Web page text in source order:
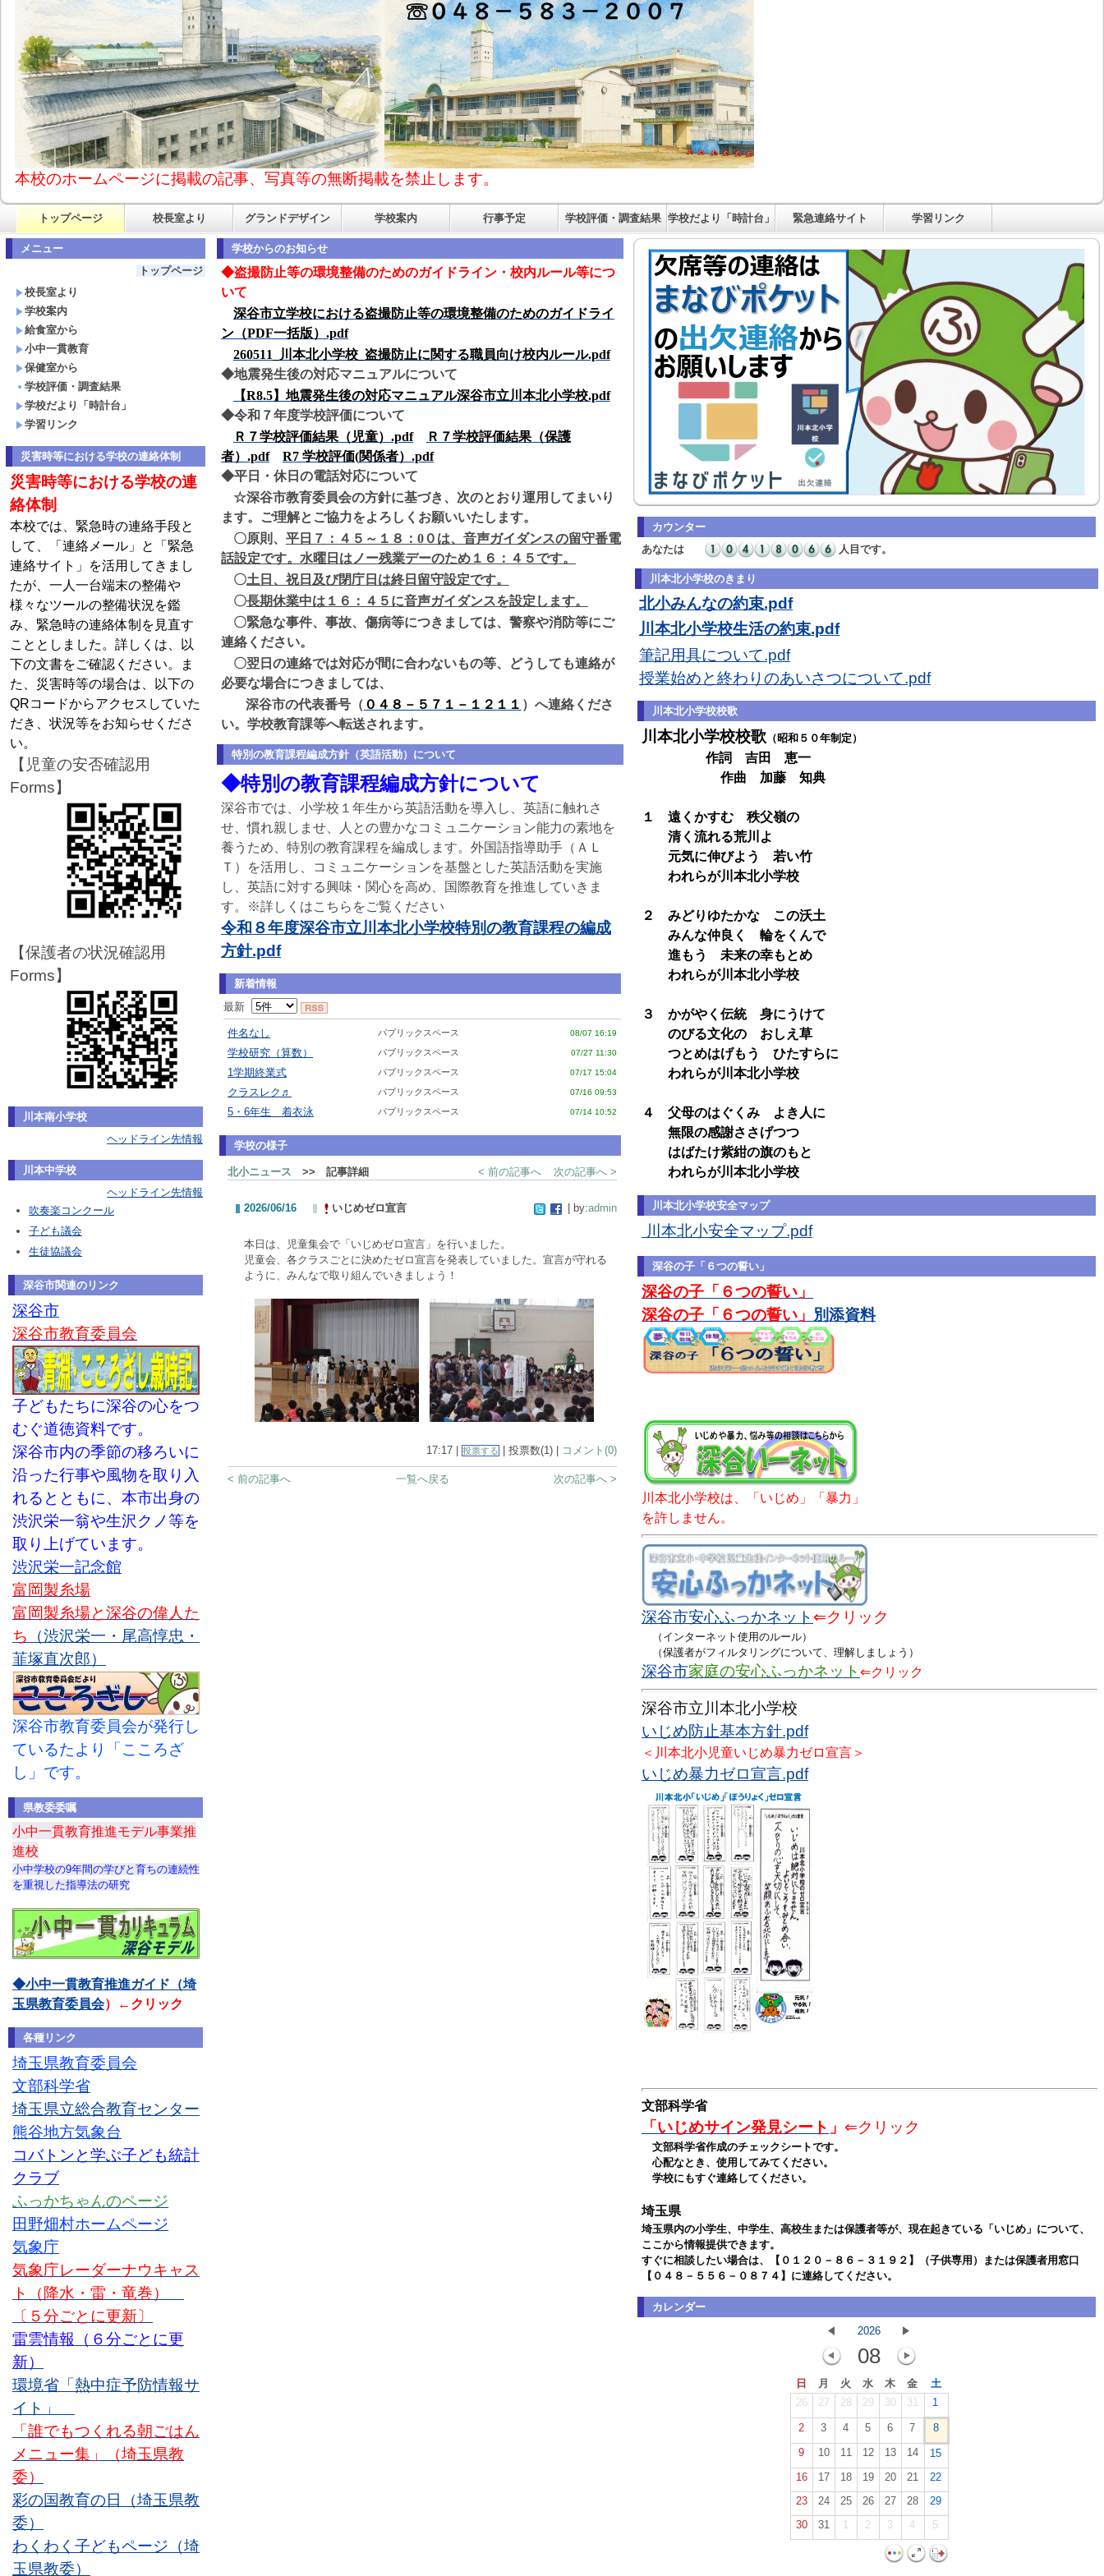
本校のホームページに掲載の記事、写真等の無断掲載を禁止します。
トップページ 校長室より グランドデザイン 学校案内 行事予定 学校評価・調査結果 学校だより「時計台」 緊急連絡サイト 学習リンク
メニュー
トップページ
校長室より
学校案内
給食室から
小中一貫教育
保健室から
学校評価・調査結果
学校だより「時計台」
学習リンク
災害時等における学校の連絡体制
災害時等における学校の連
絡体制
本校では、緊急時の連絡手段と
して、「連絡メール」と「緊急
連絡サイト」を活用してきまし
たが、一人一台端末の整備や
様々なツールの整備状況を鑑
み、緊急時の連絡体制を見直す
こととしました。詳しくは、以
下の文書をご確認ください。ま
た、災害時等の場合は、以下の
QRコードからアクセスしていた
だき、状況等をお知らせくださ
い。
【児童の安否確認用
Forms】
【保護者の状況確認用
Forms】
川本南小学校
ヘッドライン先情報
川本中学校
ヘッドライン先情報
吹奏楽コンクール
子ども議会
生徒協議会
深谷市関連のリンク
深谷市
深谷市教育委員会
子どもたちに深谷の心をつ
むぐ道徳資料です。
深谷市内の季節の移ろいに
沿った行事や風物を取り入
れるとともに、本市出身の
渋沢栄一翁や生沢クノ等を
取り上げています。
渋沢栄一記念館
富岡製糸場
富岡製糸場と深谷の偉人た
ち （渋沢栄一・尾高惇忠・
韮塚直次郎）
深谷市教育委員会が発行し
ているたより「こころざ
し」です。
県教委委嘱
小中一貫教育推進モデル事業推
進校
小中学校の9年間の学びと育ちの連続性
を重視した指導法の研究
◆小中一貫教育推進ガイド（埼
玉県教育委員会）←クリック
各種リンク
埼玉県教育委員会
文部科学省
埼玉県立総合教育センター
熊谷地方気象台
コバトンと学ぶ子ども統計
クラブ
ふっかちゃんのページ
田野畑村ホームページ
気象庁
気象庁レーダーナウキャス
ト（降水・雷・竜巻）
〔５分ごとに更新〕
雷雲情報（６分ごとに更
新）
環境省「熱中症予防情報サ
イト」
「誰でもつくれる朝ごはん
メニュー集」（埼玉県教
委）
彩の国教育の日
（埼玉県教
委）
わくわく子どもページ （埼
玉県教委）
学校からのお知らせ
◆盗撮防止等の環境整備のためのガイドライン・校内ルール等につ
いて
深谷市立学校における盗撮防止等の環境整備のためのガイドライ
ン（PDF一括版）.pdf
260511_
川本北小学校_ 盗撮防止に関する職員向け校内ルール.pdf
◆地震発生後の対応マニュアルについて
【R8.5】地震発生後の対応マニュアル深谷市立川本北小学校.pdf
◆令和７年度学校評価について
Ｒ７学校評価結果（児童）.pdf
Ｒ７学校評価結果（保護
者）.pdf
R7 学校評価(関係者）.pdf
◆平日・休日の電話対応について
☆深谷市教育委員会の方針に基づき、次のとおり運用してまいり
ます。
ご理解とご協力をよろしくお願いいたします。
〇原則、 平日７：４５～１８： 0０は、 音声ガイダンスの留守番電
話設定です。 水曜日はノー残業デーのため１６：４５です。
〇土日、祝日及び閉庁日は終日留守設定です。
〇長期休業中は１６：４５に音声ガイダンスを設定します。
〇緊急な事件、事故、傷病等につきましては、警察や消防等にご
連絡ください。
〇翌日の連絡では対応が間に合わないもの等、どうしても連絡が
必要な場合につきましては、
深谷市の代表番号（ ０４８－５７１－１２１１ ）へ連絡くださ
い。学校教育課等へ転送されます。
特別の教育課程編成方針（英語活動）について
◆特別の教育課程編成方針について
深谷市では、小学校１年生から英語活動を導入し、英語に触れさ
せ、慣れ親しませ、人との豊かなコミュニケーション能力の素地を
養うため、特別の教育課程を編成します。外国語指導助手（ＡＬ
Ｔ）を活用し、コミュニケーションを基盤とした英語活動を実施
し、英語に対する興味・関心を高め、国際教育を推進していきま
す。※詳しくはこちらをご覧ください
令和８年度深谷市立川本北小学校特別の教育課程の編成
方針.pdf
新着情報
最新
件名なし パブリックスペース 08/07 16:19
学校研究（算数） パブリックスペース 07/27 11:30
1学期終業式 パブリックスペース 07/17 15:04
クラスレク♬ パブリックスペース 07/16 09:53
5・6年生 着衣泳 パブリックスペース 07/14 10:52
学校の様子
北小ニュース >> 記事詳細 < 前の記事へ 次の記事へ >
2026/06/16 いじめゼロ宣言 | by:admin
本日は、児童集会で「いじめゼロ宣言」を行いました。
児童会、各クラスごとに決めたゼロ宣言を発表していました。宣言が守れる
ように、みんなで取り組んでいきましょう！
17:17 | 投票する | 投票数(1) | コメント(0)
< 前の記事へ 次の記事へ >
一覧へ戻る
カウンター
あなたは
人目です。
川本北小学校のきまり
北小みんなの約束.pdf
川本北小学校生活の約束.pdf
筆記用具について.pdf
授業始めと終わりのあいさつについて.pdf
川本北小学校校歌
川本北小学校校歌 （昭和５０年制定）
作詞 吉田 恵一
作曲 加藤 知典
１ 遠くかすむ 秩父嶺の
清く流れる荒川よ
元気に伸びよう 若い竹
われらが川本北小学校
２ みどりゆたかな この沃土
みんな仲良く 輪をくんで
進もう 未来の幸もとめ
われらが川本北小学校
３ かがやく伝統 身にうけて
のびる文化の おしえ草
つとめはげもう ひたすらに
われらが川本北小学校
４ 父母のはぐくみ よき人に
無限の感謝ささげつつ
はばたけ紫紺の旗のもと
われらが川本北小学校
川本北小学校安全マップ
川本北小安全マップ.pdf
深谷の子「６つの誓い」
深谷の子「６つの誓い」
深谷の子「６つの誓い」 別添資料
川本北小学校は、「いじめ」「暴力」
を許しません。
深谷市安心ふっかネット ⇐クリック
（インターネット使用のルール）
（保護者がフィルタリングについて、理解しましょう）
深谷市家庭の安心ふっかネット ⇐クリック
深谷市立川本北小学校
いじめ防止基本方針.pdf
＜川本北小児童いじめ暴力ゼロ宣言＞
いじめ暴力ゼロ宣言.pdf
文部科学省
「いじめサイン発見シート 」 ⇐クリック
文部科学省作成のチェックシートです。
心配なとき、使用してみてください。
学校にもすぐ連絡してください。
埼玉県
埼玉県内の小学生、中学生、高校生または保護者等が、現在起きている「いじめ」について、
ここから情報提供できます。
すぐに相談したい場合は、【０１２０－８６－３１９２】（子供専用）または保護者用窓口
【０４８－５５６－０８７４】に連絡してください。
カレンダー
2026
08
日 月 火 水 木 金
土
26
27 28 29 30 31 1
2 3 4 5 6 7
8
9
10 11 12 13 14
15
16
17 18 19 20 21
22
23
24 25 26 27 28
29
30
31 1 2 3 4 5